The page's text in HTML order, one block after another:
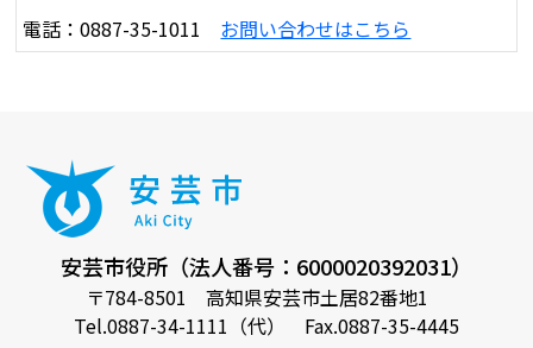
電話：0887-35-1011 お問い合わせはこちら
安芸市役所（法人番号：6000020392031）
〒784-8501 高知県安芸市土居82番地1
Tel.0887-34-1111（代） Fax.0887-35-4445